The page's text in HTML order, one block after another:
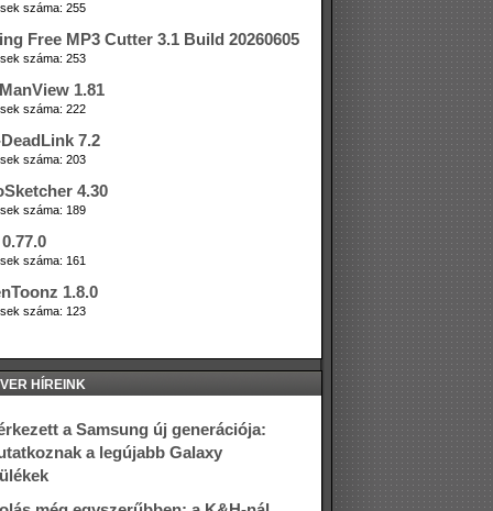
száma: 255
Free MP3 Cutter 3.1 Build 20260605
száma: 253
1.81
száma: 222
7.2
száma: 203
4.30
száma: 189
száma: 161
1.8.0
száma: 123
HÍREINK
a Samsung új generációja:
a legújabb Galaxy